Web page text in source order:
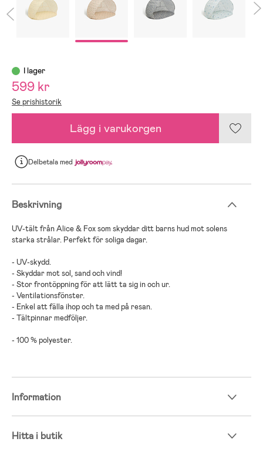
I lager
599 kr
Se prishistorik
Lägg i varukorgen
Delbetalamed
Beskrivning
UV-tält från Alice & Fox som skyddar ditt barns hud mot solens
starka strålar. Perfekt för soliga dagar.
- UV-skydd.
- Skyddar mot sol, sand och vind!
- Stor frontöppning för att lätt ta sig in och ur.
- Ventilationsfönster.
- Enkel att fälla ihop och ta med på resan.
- Tältpinnar medföljer.
- 100 % polyester.
Information
Hitta i butik